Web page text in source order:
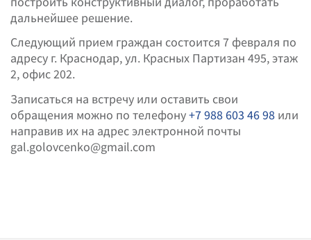
дальнейшее решение.
Следующий прием граждан состоится 7 февраля по
адресу г. Краснодар, ул. Красных Партизан 495, этаж
2, офис 202.
Записаться на встречу или оставить свои
обращения можно по телефону+7 988 603 46 98 или
направив их на адрес электронной почты
gal.golovcenko@gmail.com